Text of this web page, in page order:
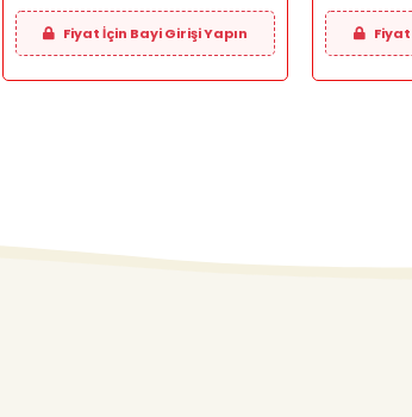
Fiyat İçin Bayi Girişi Yapın Fiyat